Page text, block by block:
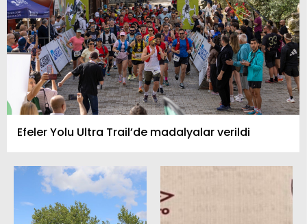
Efeler Yolu Ultra Trail’de madalyalar verildi